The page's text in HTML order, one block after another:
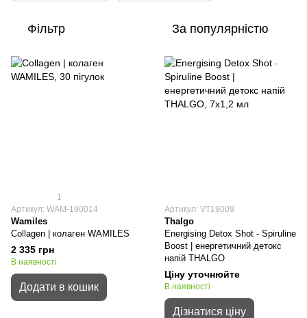
Фільтр За популярністю
1
Артикул: WAM-190014
Wamiles
Collagen | колаген WAMILES
2 335 грн
В наявності
Додати в кошик
Артикул: VT19009
Thalgo
Energising Detox Shot - Spiruline
Boost | енергетичний детокс
напій THALGO
Ціну уточнюйте
В наявності
Дізнатися ціну